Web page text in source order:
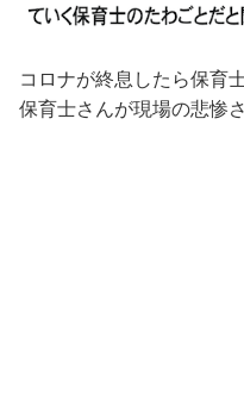
コロナが終息したら保育
保育士さんが現場の悲惨